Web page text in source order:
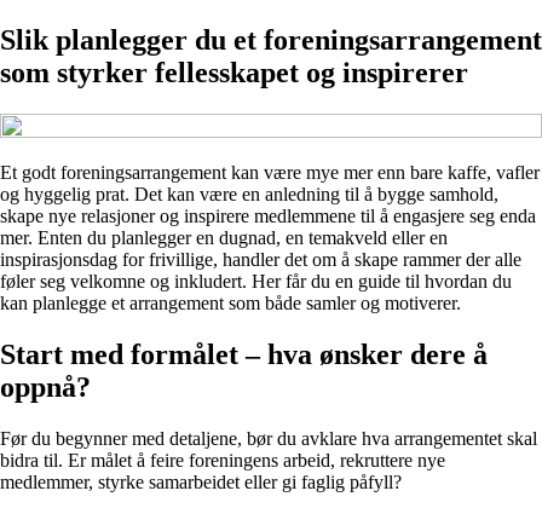
Slik planlegger du et foreningsarrangement
som styrker fellesskapet og inspirerer
Et godt foreningsarrangement kan være mye mer enn bare kaffe, vafler
og hyggelig prat. Det kan være en anledning til å bygge samhold,
skape nye relasjoner og inspirere medlemmene til å engasjere seg enda
mer. Enten du planlegger en dugnad, en temakveld eller en
inspirasjonsdag for frivillige, handler det om å skape rammer der alle
føler seg velkomne og inkludert. Her får du en guide til hvordan du
kan planlegge et arrangement som både samler og motiverer.
Start med formålet – hva ønsker dere å
oppnå?
Før du begynner med detaljene, bør du avklare hva arrangementet skal
bidra til. Er målet å feire foreningens arbeid, rekruttere nye
medlemmer, styrke samarbeidet eller gi faglig påfyll?